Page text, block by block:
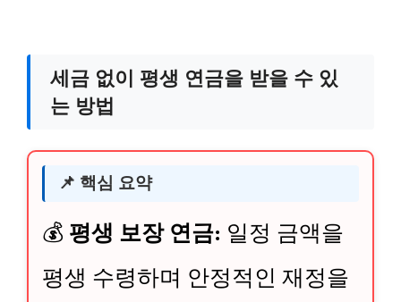
세금 없이 평생 연금을 받을 수 있
는 방법
📌 핵심 요약
💰 평생 보장 연금: 일정 금액을
평생 수령하며 안정적인 재정을